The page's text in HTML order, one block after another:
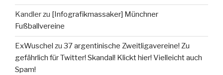
Kandlerzu [Infografikmassaker] Münchner
Fußballvereine
ExWuschel zu 37 argentinische Zweitligavereine! Zu
gefährlich für Twitter! Skandal! Klickt hier! Vielleicht auch
Spam!